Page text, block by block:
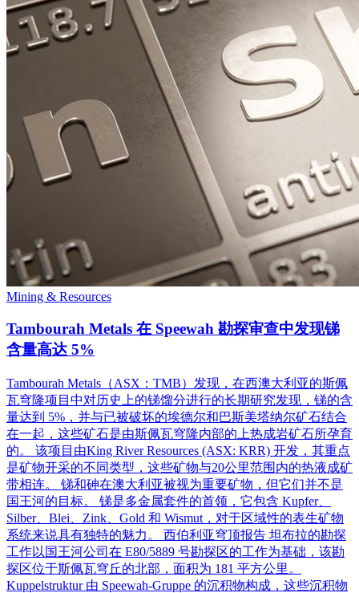
Mining & Resources
Tambourah Metals 在 Speewah 勘探审查中发现锑
含量高达 5%
Tambourah Metals（ASX：TMB）发现，在西澳大利亚的斯佩
瓦穹隆项目中对历史上的锑馏分进行的长期研究发现，锑的含
量达到 5%，并与已被破坏的埃德尔和巴斯美塔纳尔矿石结合
在一起，这些矿石是由斯佩瓦穹隆内部的上热成岩矿石所孕育
的。 该项目由King River Resources (ASX: KRR) 开发，其重点
是矿物开采的不同类型，这些矿物与20公里范围内的热液成矿
带相连。 锑和砷在澳大利亚被视为重要矿物，但它们并不是
国王河的目标。 锑是多金属套件的首领，它包含 Kupfer、
Silber、Blei、Zink、Gold 和 Wismut，对于区域性的表生矿物
系统来说具有独特的魅力。 西伯利亚穹顶报告 坦布拉的勘探
工作以国王河公司在 E80/5889 号勘探区的工作为基础，该勘
探区位于斯佩瓦穹丘的北部，面积为 181 平方公里。
Kuppelstruktur 由 Speewah-Gruppe 的沉积物构成，这些沉积物